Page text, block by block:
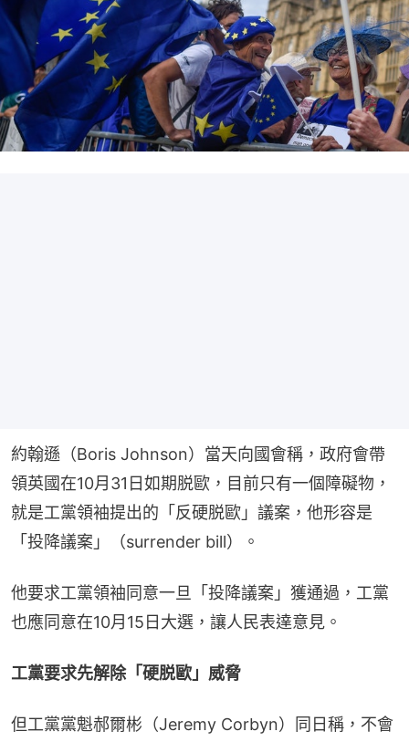
約翰遜（Boris Johnson）當天向國會稱，政府會帶
領英國在10月31日如期脱歐，目前只有一個障礙物，
就是工黨領袖提出的「反硬脱歐」議案，他形容是
「投降議案」（surrender bill）。
他要求工黨領袖同意一旦「投降議案」獲通過，工黨
也應同意在10月15日大選，讓人民表達意見。
工黨要求先解除「硬脱歐」威脅
但工黨黨魁郝爾彬（Jeremy Corbyn）同日稱，不會